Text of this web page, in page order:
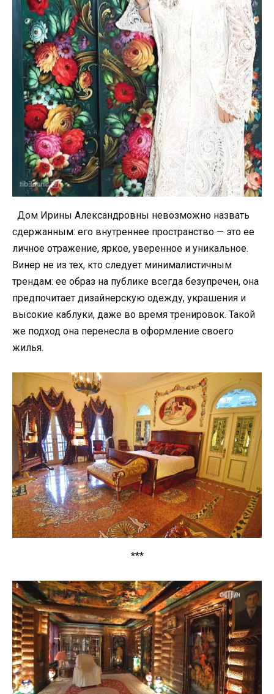
Дом Ирины Александровны невозможно назвать
сдержанным: его внутреннее пространство — это ее
личное отражение, яркое, уверенное и уникальное.
Винер не из тех, кто следует минималистичным
трендам: ее образ на публике всегда безупречен, она
предпочитает дизайнерскую одежду, украшения и
высокие каблуки, даже во время тренировок. Такой
же подход она перенесла в оформление своего
жилья.
***